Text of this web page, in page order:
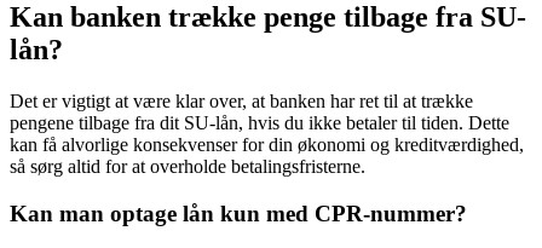
Kan banken trække penge tilbage fra SU-
lån?
Det er vigtigt at være klar over, at banken har ret til at trække
pengene tilbage fra dit SU-lån, hvis du ikke betaler til tiden. Dette
kan få alvorlige konsekvenser for din økonomi og kreditværdighed,
så sørg altid for at overholde betalingsfristerne.
Kan man optage lån kun med CPR-nummer?